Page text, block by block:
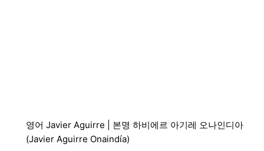
영어 Javier Aguirre | 본명 하비에르 아기레 오나인디아
(Javier Aguirre Onaindía)